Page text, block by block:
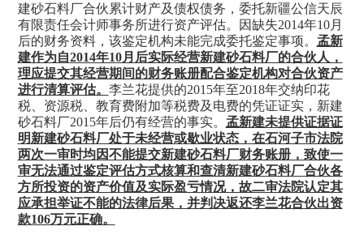
建砂石料厂合伙累计财产及债权债务，委托新疆公信天辰
有限责任会计师事务所进行资产评估。因缺失2014年10月
后的财务资料，该鉴定机构未能完成委托鉴定事项。 孟新
建作为自2014年10月后实际经营新建砂石料厂的合伙人，
理应提交其经营期间的财务账册配合鉴定机构对合伙资产
进行清算评估。 李兰花提供的2015年至2018年交纳印花
税、资源税、教育费附加等税费及电费的凭证证实，新建
砂石料厂2015年后仍有经营的事实。 孟新建未提供证据证
明新建砂石料厂处于未经营或歇业状态，在石河子市法院
两次一审时均因不能提交新建砂石料厂财务账册，致使一
审无法通过鉴定评估方式核算和查清新建砂石料厂合伙各
方所投资的资产价值及实际盈亏情况，故二审法院认定其
应承担举证不能的法律后果，并判决返还李兰花合伙出资
款106万元正确。